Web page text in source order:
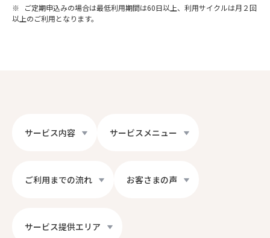
※
ご定期申込みの場合は最低利用期間は60日以上、利用サイクルは月２回
以上のご利用となります。
サービス内容 サービスメニュー
ご利用までの流れ お客さまの声
サービス提供エリア